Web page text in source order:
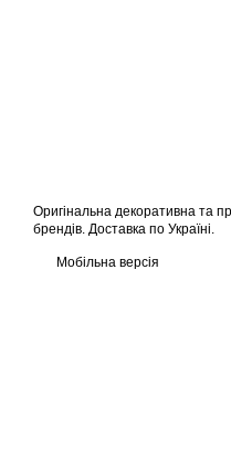
Оригінальна декоративна та
брендів. Доставка по Україні.
Мобільна версія